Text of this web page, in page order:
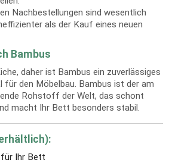
Nachbestellungen sind wesentlich
als der Kauf eines neuen
Bambus
daher ist Bambus ein zuverlässiges
für den Möbelbau. Bambus ist der am
Rohstoff der Welt, das schont
macht Ihr Bett besonders stabil.
Ihr Bett